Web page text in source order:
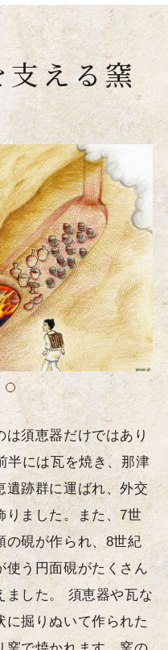
える窯
須恵器だけではあり
半には瓦を焼き、那津
遺跡群に運ばれ、外交
りました。また、7世
の硯が作られ、8世紀
使う円面硯がたくさん
ました。 須恵器や瓦な
に掘りぬいて作られた